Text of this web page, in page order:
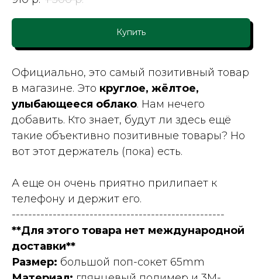
Купить
Официально, это самый позитивный товар
в магазине. Это круглое, жёлтое,
улыбающееся облако. Нам нечего
добавить. Кто знает, будут ли здесь ещё
такие объективно позитивные товары? Но
вот этот держатель (пока) есть.
А еще он очень приятно прилипает к
телефону и держит его.
----------------------------------------------------
**Для этого товара нет международной
доставки**
Размер: большой поп-сокет 65mm